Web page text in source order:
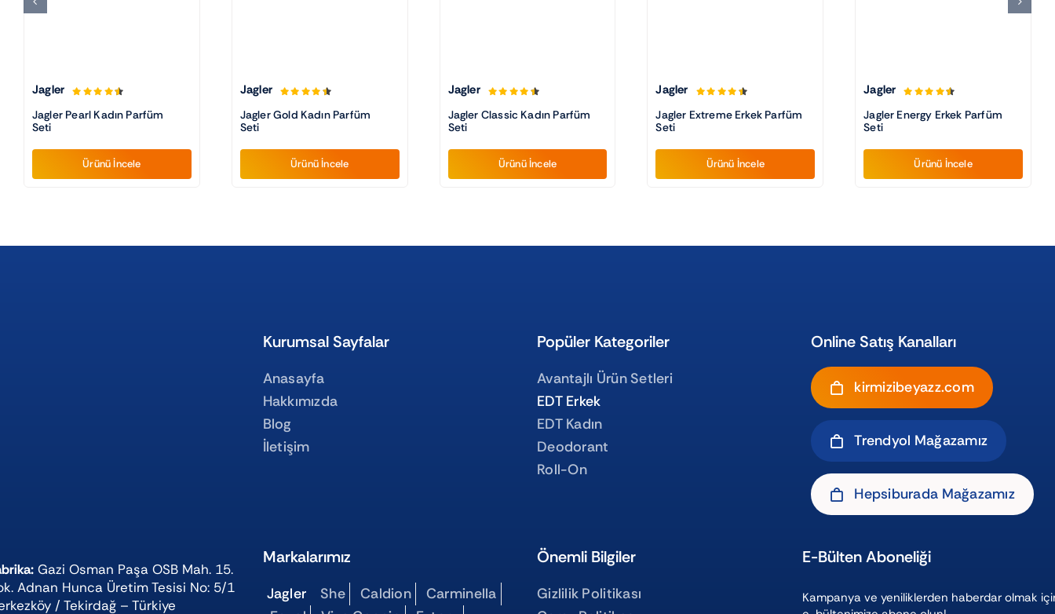
Jagler
Jagler Pearl Kadın Parfüm
Seti
Ürünü İncele
Jagler
Jagler Gold Kadın Parfüm
Seti
Ürünü İncele
Jagler
Jagler Classic Kadın Parfüm
Seti
Ürünü İncele
Jagler
Jagler Extreme Erkek Parfüm
Seti
Ürünü İncele
Jagler
Jagler Energy Erkek Parfüm
Seti
Ürünü İncele
Kurumsal Sayfalar
Anasayfa
Hakkımızda
Blog
İletişim
Popüler Kategoriler
Avantajlı Ürün Setleri
EDT Erkek
EDT Kadın
Deodorant
Roll-On
Online Satış Kanalları
kirmizibeyazz.com
Trendyol Mağazamız
Hepsiburada Mağazamız
Gazi Osman Paşa OSB Mah. 15.
Adnan Hunca Üretim Tesisi No: 5/1
/ Tekirdağ – Türkiye
Markalarımız
Jagler She Caldion
Carminella
Önemli Bilgiler
Gizlilik Politikası
E-Bülten Aboneliği
Kampanya ve yeniliklerden haberdar olmak